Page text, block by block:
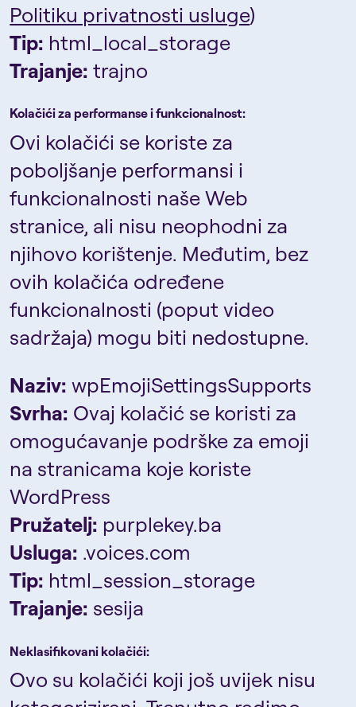
Politiku privatnosti usluge)
Tip: html_local_storage
Trajanje: trajno
Kolačići za performanse i funkcionalnost:
Ovi kolačići se koriste za
poboljšanje performansi i
funkcionalnosti naše Web
stranice, ali nisu neophodni za
njihovo korištenje. Međutim, bez
ovih kolačića određene
funkcionalnosti (poput video
sadržaja) mogu biti nedostupne.
Naziv: wpEmojiSettingsSupports
Svrha: Ovaj kolačić se koristi za
omogućavanje podrške za emoji
na stranicama koje koriste
WordPress
Pružatelj: purplekey.ba
Usluga: .voices.com
Tip: html_session_storage
Trajanje: sesija
Neklasifikovani kolačići:
Ovo su kolačići koji još uvijek nisu